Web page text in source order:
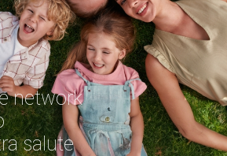
network
salute